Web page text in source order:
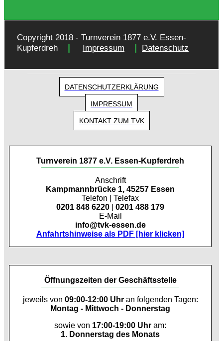
Copyright 2018 - Turnverein 1877 e.V. Essen-
Kupferdreh
| Impressum | Datenschutz
DATENSCHUTZERKLÄRUNG
IMPRESSUM
KONTAKT ZUM TVK
Turnverein 1877 e.V. Essen-Kupferdreh
Anschrift
Kampmannbrücke 1, 45257 Essen
Telefon | Telefax
0201 848 6220
0201 488 179
E-Mail
info@tvk-essen.de
Anfahrtshinweise als PDF [hier klicken]
Öffnungszeiten der Geschäftsstelle
jeweils von 09:00-12:00 Uhran folgenden Tagen:
Montag - Mittwoch - Donnerstag
sowie von 17:00-19:00 Uhr am:
1. Donnerstag des Monats